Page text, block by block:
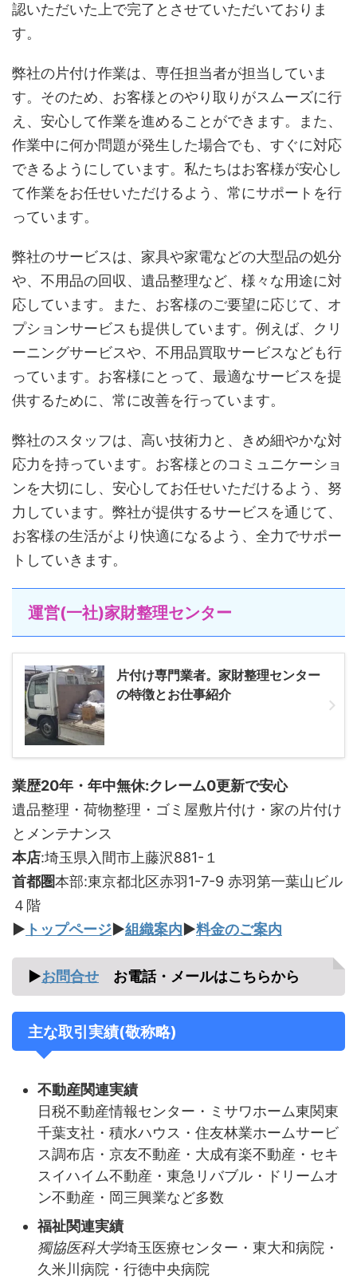
認いただいた上で完了とさせていただいておりま
す。
弊社の片付け作業は、専任担当者が担当していま
す。そのため、お客様とのやり取りがスムーズに行
え、安心して作業を進めることができます。また、
作業中に何か問題が発生した場合でも、すぐに対応
できるようにしています。私たちはお客様が安心し
て作業をお任せいただけるよう、常にサポートを行
っています。
弊社のサービスは、家具や家電などの大型品の処分
や、不用品の回収、遺品整理など、様々な用途に対
応しています。また、お客様のご要望に応じて、オ
プションサービスも提供しています。例えば、クリ
ーニングサービスや、不用品買取サービスなども行
っています。お客様にとって、最適なサービスを提
供するために、常に改善を行っています。
弊社のスタッフは、高い技術力と、きめ細やかな対
応力を持っています。お客様とのコミュニケーショ
ンを大切にし、安心してお任せいただけるよう、努
力しています。弊社が提供するサービスを通じて、
お客様の生活がより快適になるよう、全力でサポー
トしていきます。
運営(一社)家財整理センター
片付け専門業者。家財整理センター
の特徴とお仕事紹介
業歴20年・年中無休:クレーム0更新で安心
遺品整理・荷物整理・ゴミ屋敷片付け・家の片付け
とメンテナンス
本店:埼玉県入間市上藤沢881-１
首都圏本部:東京都北区赤羽1-7-9 赤羽第一葉山ビル
４階
▶ トップページ▶組織案内▶料金のご案内
▶お問合せ お電話・メールはこちらから
主な取引実績(敬称略)
不動産関連実績
日税不動産情報センター・ミサワホーム東関東
千葉支社・積水ハウス・住友林業ホームサービ
ス調布店・京友不動産・大成有楽不動産・セキ
スイハイム不動産・東急リバブル・ドリームオ
ン不動産・岡三興業など多数
福祉関連実績
獨協医科大学埼玉医療センター・東大和病院・
久米川病院・行徳中央病院